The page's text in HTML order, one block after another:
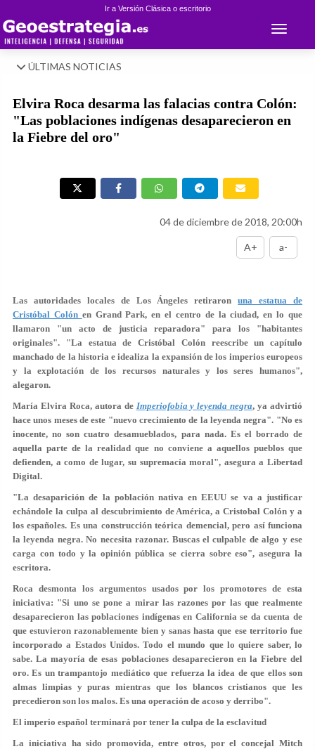
Ir a Versión Clásica o escritorio
Toggle
ÚLTIMAS NOTICIAS
Elvira Roca desarma las falacias contra Colón:
"Las poblaciones indígenas desaparecieron en
la Fiebre del oro"
04 de diciembre de 2018, 20:00h
A+ a-
Las autoridades locales de Los Ángeles retiraronuna estatua de
Cristóbal Colón en Grand Park, en el centro de la ciudad, en lo que
llamaron "un acto de justicia reparadora" para los "habitantes
originales". "La estatua de Cristóbal Colón reescribe un capítulo
manchado de la historia e idealiza la expansión de los imperios europeos
y la explotación de los recursos naturales y los seres humanos",
alegaron.
María Elvira Roca, autora de Imperiofobia y leyenda negra, ya advirtió
hace unos meses de este "nuevo crecimiento de la leyenda negra". "No es
inocente, no son cuatro desamueblados, para nada. Es el borrado de
aquella parte de la realidad que no conviene a aquellos pueblos que
defienden, a como de lugar, su supremacía moral", asegura a Libertad
Digital.
"La desaparición de la población nativa en EEUU se va a justificar
echándole la culpa al descubrimiento de América, a Cristobal Colón y a
los españoles. Es una construcción teórica demencial, pero así funciona
la leyenda negra. No necesita razonar. Buscas el culpable de algo y ese
carga con todo y la opinión pública se cierra sobre eso", asegura la
escritora.
Roca desmonta los argumentos usados por los promotores de esta
iniciativa: "Si uno se pone a mirar las razones por las que realmente
desaparecieron las poblaciones indígenas en California se da cuenta de
que estuvieron razonablemente bien y sanas hasta que ese territorio fue
incorporado a Estados Unidos. Todo el mundo que lo quiere saber, lo
sabe. La mayoría de esas poblaciones desaparecieron en la Fiebre del
oro. Es un trampantojo mediático que refuerza la idea de que ellos son
almas limpias y puras mientras que los blancos cristianos que les
precedieron son los malos. Es una operación de acoso y derribo".
El imperio español terminará por tener la culpa de la esclavitud
La iniciativa ha sido promovida, entre otros, por el concejal Mitch